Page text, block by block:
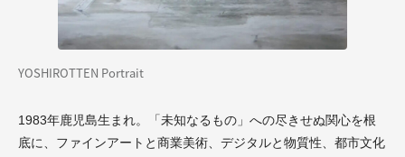
YOSHIROTTEN Portrait
1983年鹿児島生まれ。「未知なるもの」への尽きせぬ関心を根
底に、ファインアートと商業美術、デジタルと物質性、都市文化